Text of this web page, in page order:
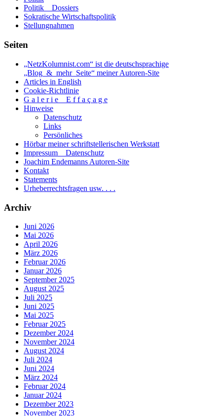
Politik _ Dossiers
Sokratische Wirtschaftspolitik
Stellungnahmen
Seiten
„NetzKolumnist.com“ ist die deutschsprachige
„Blog_&_mehr_Seite“ meiner Autoren-Site
Articles in English
Cookie-Richtlinie
G a l e r i e _ E f f a ç a g e
Hinweise
Datenschutz
Links
Persönliches
Hörbar meiner schriftstellerischen Werkstatt
Impressum _ Datenschutz
Joachim Endemanns Autoren-Site
Kontakt
Statements
Urheberrechtsfragen usw. . . .
Archiv
Juni 2026
Mai 2026
April 2026
März 2026
Februar 2026
Januar 2026
September 2025
August 2025
Juli 2025
Juni 2025
Mai 2025
Februar 2025
Dezember 2024
November 2024
August 2024
Juli 2024
Juni 2024
März 2024
Februar 2024
Januar 2024
Dezember 2023
November 2023